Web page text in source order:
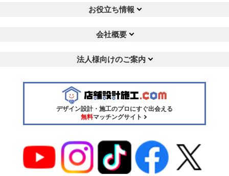
お役立ち情報
会社概要
法人様向けのご案内
デザイン設計・施工のプロにすぐ出会える
無料マッチングサイト